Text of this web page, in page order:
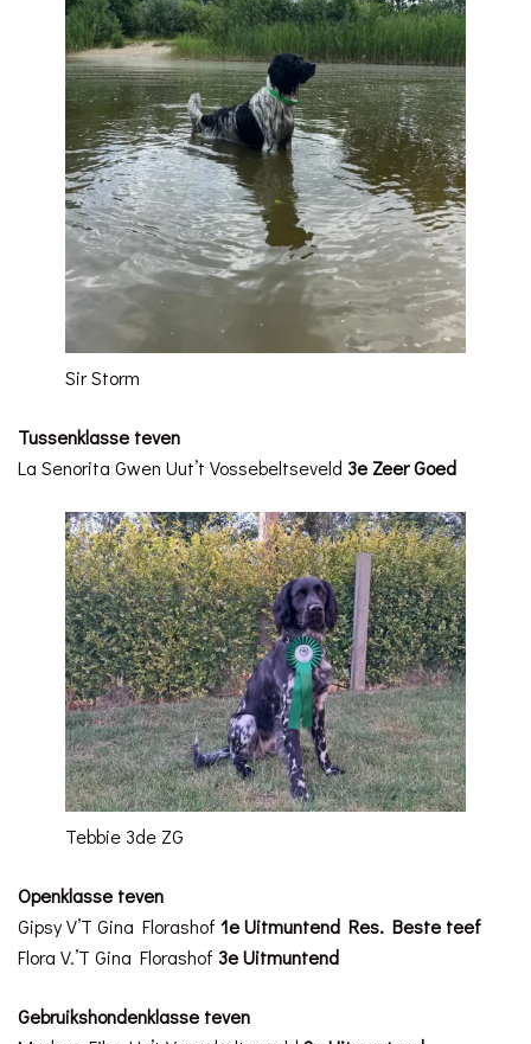
Sir Storm
Tussenklasse teven
La Senorita Gwen Uut’t Vossebeltseveld 3e Zeer Goed
Tebbie 3de ZG
Openklasse teven
Gipsy V’T Gina Florashof 1e Uitmuntend Res. Beste teef
Flora V.’T Gina Florashof 3e Uitmuntend
Gebruikshondenklasse teven